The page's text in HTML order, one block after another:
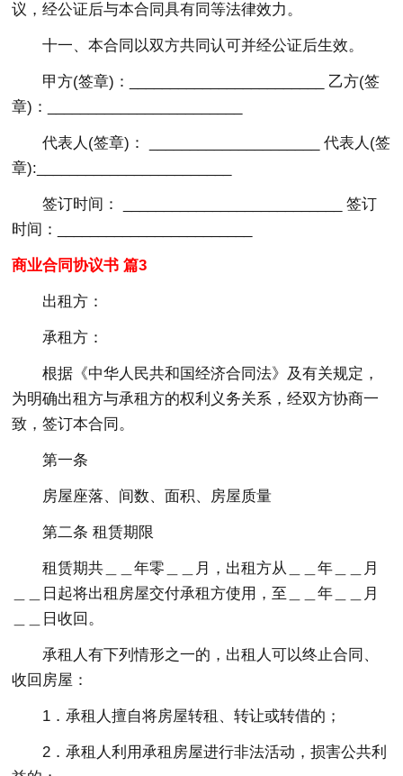
议，经公证后与本合同具有同等法律效力。
十一、本合同以双方共同认可并经公证后生效。
甲方(签章)：________________________ 乙方(签
章)：________________________
代表人(签章)： _____________________ 代表人(签
章):________________________
签订时间： ___________________________ 签订
时间：________________________
商业合同协议书 篇3
出租方：
承租方：
根据《中华人民共和国经济合同法》及有关规定，
为明确出租方与承租方的权利义务关系，经双方协商一
致，签订本合同。
第一条
房屋座落、间数、面积、房屋质量
第二条 租赁期限
租赁期共＿＿年零＿＿月，出租方从＿＿年＿＿月
＿＿日起将出租房屋交付承租方使用，至＿＿年＿＿月
＿＿日收回。
承租人有下列情形之一的，出租人可以终止合同、
收回房屋：
1．承租人擅自将房屋转租、转让或转借的；
2．承租人利用承租房屋进行非法活动，损害公共利